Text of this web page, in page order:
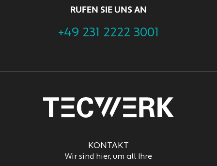
RUFEN SIE UNS AN
+49 231 2222 3001
KONTAKT
Wir sind hier, um all Ihre